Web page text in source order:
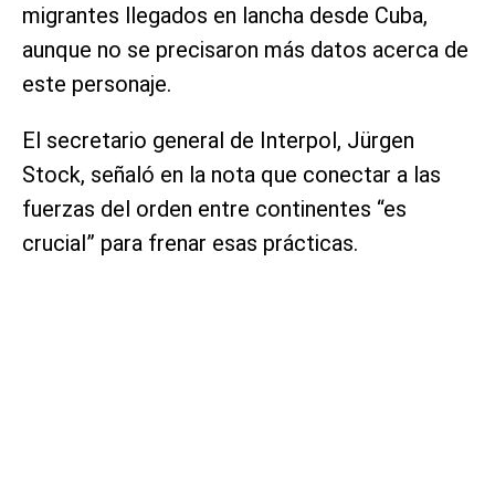
migrantes llegados en lancha desde Cuba,
aunque no se precisaron más datos acerca de
este personaje.
El secretario general de Interpol, Jürgen
Stock, señaló en la nota que conectar a las
fuerzas del orden entre continentes “es
crucial” para frenar esas prácticas.